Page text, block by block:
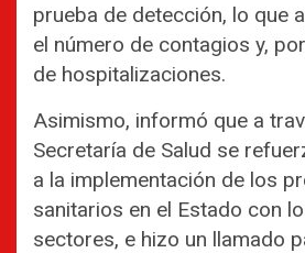
prueba de detección, lo que
el número de contagios y,
de hospitalizaciones.
Asimismo, informó que a
Secretaría de Salud se
a la implementación de los
sanitarios en el Estado con
sectores, e hizo un llamado